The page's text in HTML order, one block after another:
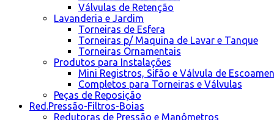
Válvulas de Retenção
Lavanderia e Jardim
Torneiras de Esfera
Torneiras p/ Maquina de Lavar e Tanque
Torneiras Ornamentais
Produtos para Instalações
Mini Registros, Sifão e Válvula de
Completos para Torneiras e Válvulas
Peças de Reposição
Red.Pressão-Filtros-Boias
Redutoras de Pressão e Manômetros